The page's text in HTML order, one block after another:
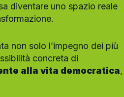
diventare uno spazio reale
non solo l’impegno dei più
concreta di
alla vita democratica,